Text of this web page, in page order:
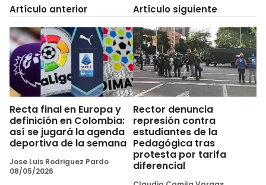
Artículo anterior
Recta final en Europa y
definición en Colombia:
así se jugará la agenda
deportiva de la semana
Jose Luis Rodriguez Pardo
08/05/2026
Artículo siguiente
Rector denuncia
represión contra
estudiantes de la
Pedagógica tras
protesta por tarifa
diferencial